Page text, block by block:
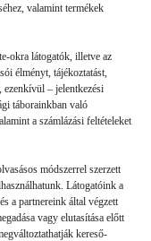
valamint termékek
okra látogatók, illetve az
élményt, tájékoztatást,
ezenkívül – jelentkezési
táborainkban való
a számlázási feltételeket
módszerrel szerzett
Látogatóink a
a partnereink által végzett
vagy elutasítása előtt
kereső-